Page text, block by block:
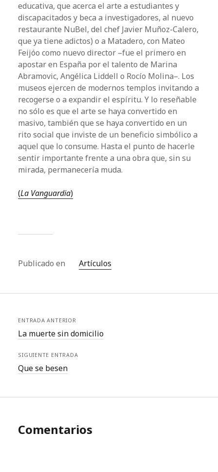
educativa, que acerca el arte a estudiantes y
discapacitados y beca a investigadores, al nuevo
restaurante NuBel, del chef Javier Muñoz-Calero,
que ya tiene adictos) o a Matadero, con Mateo
Feijóo como nuevo director –fue el primero en
apostar en España por el talento de Marina
Abramovic, Angélica Liddell o Rocío Molina–. Los
museos ejercen de modernos templos invitando a
recogerse o a expandir el espíritu. Y lo reseñable
no sólo es que el arte se haya convertido en
masivo, también que se haya convertido en un
rito social que inviste de un beneficio simbólico a
aquel que lo consume. Hasta el punto de hacerle
sentir importante frente a una obra que, sin su
mirada, permanecería muda.
(La Vanguardia)
Publicado en Artículos
ENTRADA ANTERIOR
La muerte sin domicilio
SIGUIENTE ENTRADA
Que se besen
Comentarios